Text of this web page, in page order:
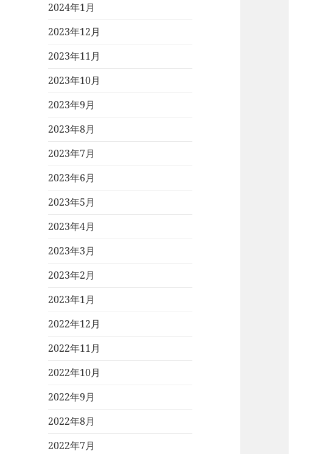
2024年1月
2023年12月
2023年11月
2023年10月
2023年9月
2023年8月
2023年7月
2023年6月
2023年5月
2023年4月
2023年3月
2023年2月
2023年1月
2022年12月
2022年11月
2022年10月
2022年9月
2022年8月
2022年7月